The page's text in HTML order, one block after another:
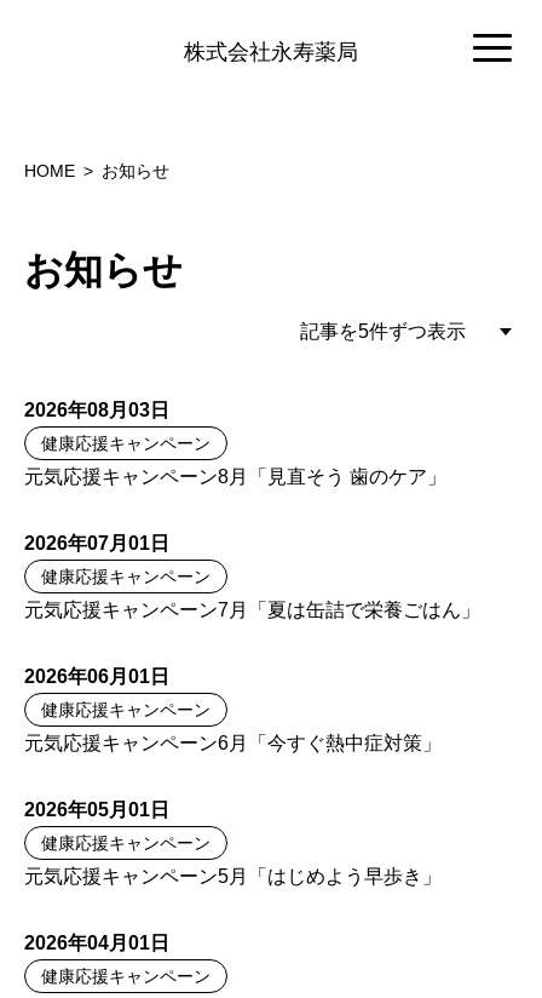
株式会社永寿薬局
HOME お知らせ
お知らせ
2026年08月03日
健康応援キャンペーン
元気応援キャンペーン8月「見直そう 歯のケア」
2026年07月01日
健康応援キャンペーン
元気応援キャンペーン7月「夏は缶詰で栄養ごはん」
2026年06月01日
健康応援キャンペーン
元気応援キャンペーン6月「今すぐ熱中症対策」
2026年05月01日
健康応援キャンペーン
元気応援キャンペーン5月「はじめよう早歩き」
2026年04月01日
健康応援キャンペーン